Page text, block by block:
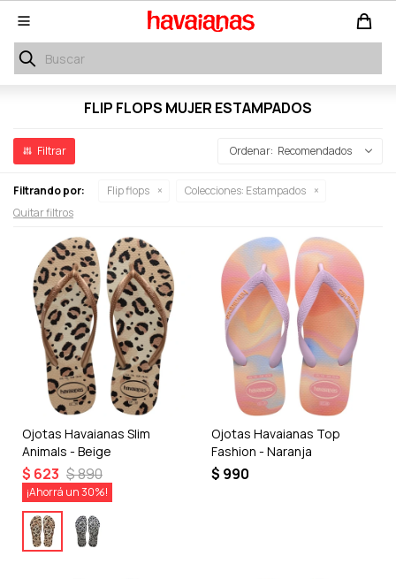

FLIP FLOPS MUJER ESTAMPADOS
Recomendados
Filtrando por: Flip flops Colecciones: Estampados
Quitar filtros
Ojotas Havaianas Slim
Animals - Beige
$ 623 $890
30
Ojotas Havaianas Top
Fashion - Naranja
$ 990